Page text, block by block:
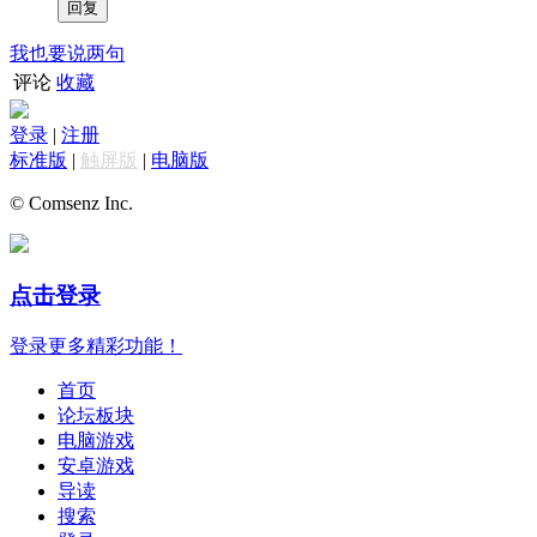
我也要说两句
评论 收藏
登录 | 注册
标准版 | 触屏版 | 电脑版
© Comsenz Inc.
点击登录
登录更多精彩功能！
首页
论坛板块
电脑游戏
安卓游戏
导读
搜索